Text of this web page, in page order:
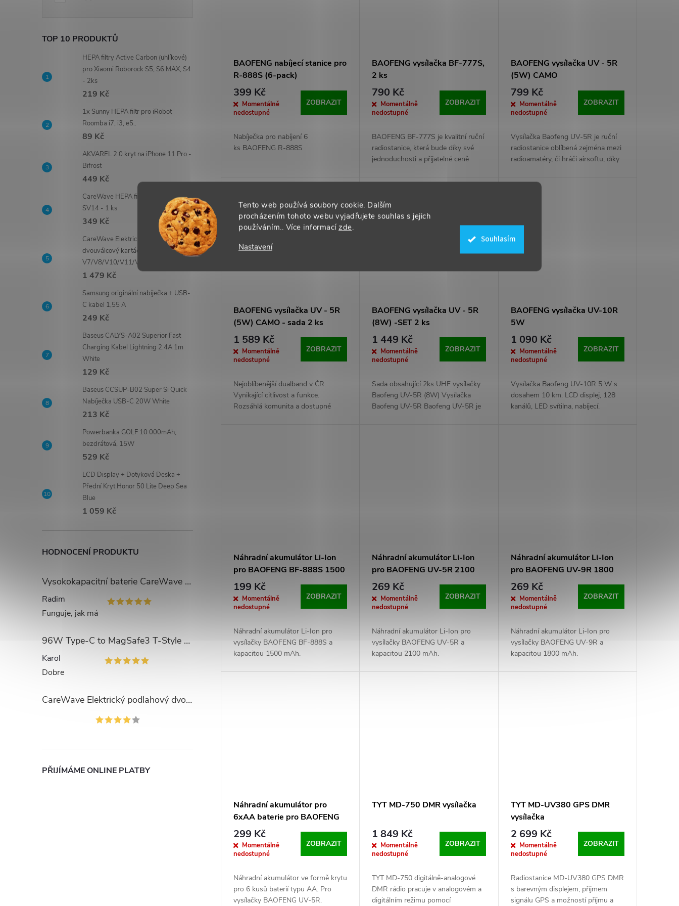
Tento web používá soubory cookie. Dalším
procházením tohoto webu vyjadřujete souhlas s jejich
používáním.. Více informací zde.
Nastavení
Souhlasím
TOP 10 PRODUKTŮ
HEPA filtry Active Carbon (uhlíkové)
pro Xiaomi Roborock S5, S6 MAX, S4
- 2ks
219 Kč
1x Sunny HEPA filtr pro iRobot
Roomba i7, i3, e5..
89 Kč
AKVAREL 2.0 kryt na iPhone 11 Pro -
Bifrost
449 Kč
CareWave HEPA filtr pro Dyson V11,
SV14 - 1 ks
349 Kč
CareWave Elektrický podlahový
dvouválcový kartáč pro Dyson
V7/V8/V10/V11/V15
1 479 Kč
Samsung originální nabíječka + USB-
C kabel 1,55 A
249 Kč
Baseus CALYS-A02 Superior Fast
Charging Kabel Lightning 2.4A 1m
White
129 Kč
Baseus CCSUP-B02 Super Si Quick
Nabíječka USB-C 20W White
213 Kč
Powerbanka GOLF 10 000mAh,
bezdrátová, 15W
529 Kč
LCD Display + Dotyková Deska +
Přední Kryt Honor 50 Lite Deep Sea
Blue
1 059 Kč
HODNOCENÍ PRODUKTU
Vysokokapacitní baterie CareWave 4500mAh pro Dyson V11, SV15, SV18, 25.2V
Radim
Funguje, jak má
96W Type-C to MagSafe3 T-Style 5Pin Charger with Box Packaging for MacBook Pro 14" 2023 A2779
Karol
Dobre
CareWave Elektrický podlahový dvouválcový kartáč pro Dyson V7/V8/V10/V11/V15
PŘIJÍMÁME ONLINE PLATBY
BAOFENG nabíjecí stanice pro
R-888S (6-pack)
399 Kč
Momentálně
nedostupné
ZOBRAZIT
Nabíječka pro nabíjení 6
ks BAOFENG R-888S
BAOFENG vysílačka BF-777S,
2 ks
790 Kč
Momentálně
nedostupné
ZOBRAZIT
BAOFENG BF-777S je kvalitní ruční
radiostanice, která bude díky své
jednoduchosti a přijatelné ceně
amatérské uživatele vyžadující
zvuk a široký dosah.
BAOFENG vysílačka UV - 5R
(5W) CAMO
799 Kč
Momentálně
nedostupné
ZOBRAZIT
Vysílačka Baofeng UV-5R je ruční
radiostanice oblíbená zejména mezi
radioamatéry, či hráči airsoftu, díky
tato vysílačka dobrým doplňkem
BAOFENG vysílačka UV - 5R
(5W) CAMO - sada 2 ks
1 589 Kč
Momentálně
nedostupné
ZOBRAZIT
Nejoblíbenější dualband v ČR.
Vynikající citlivost a funkce.
Rozsáhlá komunita a dostupné
BAOFENG vysílačka UV - 5R
(8W) -SET 2 ks
1 449 Kč
Momentálně
nedostupné
ZOBRAZIT
Sada obsahující 2ks UHF vysílačky
Baofeng UV-5R (8W) Vysílačka
Baofeng UV-5R Baofeng UV-5R je
BAOFENG vysílačka UV-10R
5W
1 090 Kč
Momentálně
nedostupné
ZOBRAZIT
Vysílačka Baofeng UV-10R 5 W s
dosahem 10 km. LCD displej, 128
kanálů, LED svítilna, nabíjecí.
Náhradní akumulátor Li-Ion
pro BAOFENG BF-888S 1500
mAh
199 Kč
Momentálně
nedostupné
ZOBRAZIT
Náhradní akumulátor Li-Ion pro
vysílačky BAOFENG BF-888S a
kapacitou 1500 mAh.
Náhradní akumulátor Li-Ion
pro BAOFENG UV-5R 2100
mAh
269 Kč
Momentálně
nedostupné
ZOBRAZIT
Náhradní akumulátor Li-Ion pro
vysílačky BAOFENG UV-5R a
kapacitou 2100 mAh.
Náhradní akumulátor Li-Ion
pro BAOFENG UV-9R 1800
mAh
269 Kč
Momentálně
nedostupné
ZOBRAZIT
Náhradní akumulátor Li-Ion pro
vysílačky BAOFENG UV-9R a
kapacitou 1800 mAh.
Náhradní akumulátor pro
6xAA baterie pro BAOFENG
UV-5R
299 Kč
Momentálně
nedostupné
ZOBRAZIT
Náhradní akumulátor ve formě krytu
pro 6 kusů baterií typu AA. Pro
vysílačky BAOFENG UV-5R.
TYT MD-750 DMR vysílačka
1 849 Kč
Momentálně
nedostupné
ZOBRAZIT
TYT MD-750 digitálně-analogové
DMR rádio pracuje v analogovém a
digitálním režimu pomocí
TYT MD-UV380 GPS DMR
vysílačka
2 699 Kč
Momentálně
nedostupné
ZOBRAZIT
Radiostanice MD-UV380 GPS DMR
s barevným displejem, příjmem
signálu GPS a možností příjmu a